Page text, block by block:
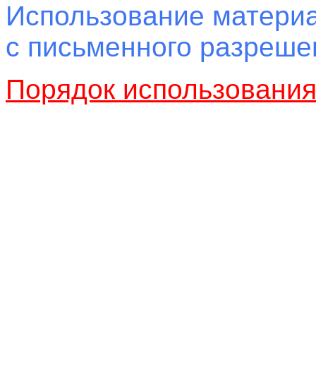
Использование
с письменного
Порядок